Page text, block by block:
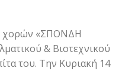
χορών «ΣΠΟΝΔΗ
& Βιοτεχνικού
14